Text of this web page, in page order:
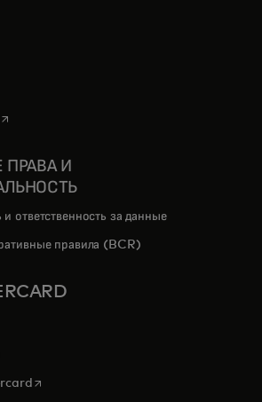
tab
opens in a new tab
И
ответственность за данные
правила (BCR)
a new tab
in a new tab
opens in a new tab